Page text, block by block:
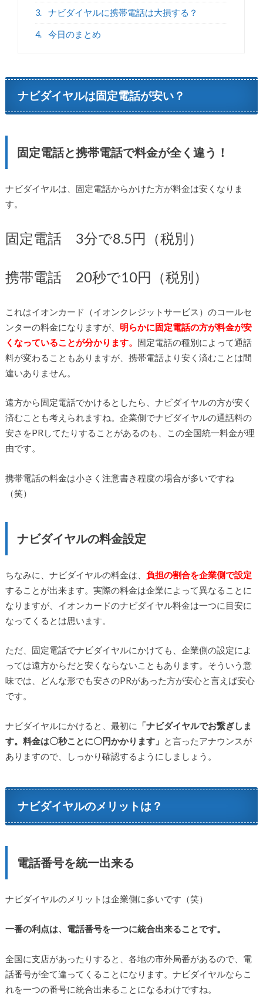
3. ナビダイヤルに携帯電話は大損する？
4. 今日のまとめ
ナビダイヤルは固定電話が安い？
固定電話と携帯電話で料金が全く違う！
ナビダイヤルは、固定電話からかけた方が料金は安くなりま
す。
固定電話 3分で8.5円（税別）
携帯電話 20秒で10円（税別）
これはイオンカード（イオンクレジットサービス）のコールセ
ンターの料金になりますが、 明らかに固定電話の方が料金が安
くなっていることが分かります。 固定電話の種別によって通話
料が変わることもありますが、携帯電話より安く済むことは間
違いありません。
遠方から固定電話でかけるとしたら、ナビダイヤルの方が安く
済むことも考えられますね。企業側でナビダイヤルの通話料の
安さをPRしてたりすることがあるのも、この全国統一料金が理
由です。
携帯電話の料金は小さく注意書き程度の場合が多いですね
（笑）
ナビダイヤルの料金設定
ちなみに、ナビダイヤルの料金は、 負担の割合を企業側で設定
することが出来ます。実際の料金は企業によって異なることに
なりますが、イオンカードのナビダイヤル料金は一つに目安に
なってくるとは思います。
ただ、固定電話でナビダイヤルにかけても、企業側の設定によ
っては遠方からだと安くならないこともあります。そういう意
味では、どんな形でも安さのPRがあった方が安心と言えば安心
です。
ナビダイヤルにかけると、最初に
「ナビダイヤルでお繋ぎしま
す。料金は〇秒ことに〇円かかります」 と言ったアナウンスが
ありますので、しっかり確認するようにしましょう。
ナビダイヤルのメリットは？
電話番号を統一出来る
ナビダイヤルのメリットは企業側に多いです（笑）
一番の利点は、電話番号を一つに統合出来ることです。
全国に支店があったりすると、各地の市外局番があるので、電
話番号が全て違ってくることになります。ナビダイヤルならこ
れを一つの番号に統合出来ることになるわけですね。